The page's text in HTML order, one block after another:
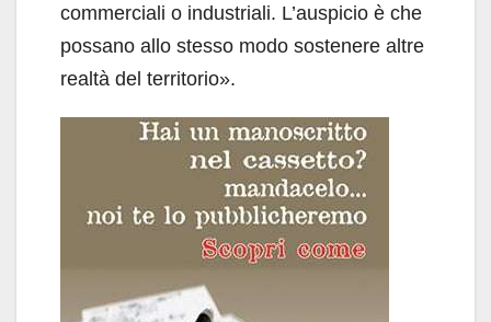
commerciali o industriali. L’auspicio è che
possano allo stesso modo sostenere altre
realtà del territorio».